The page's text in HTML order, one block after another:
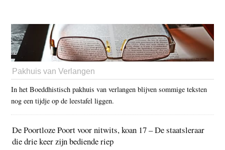
Pakhuis van Verlangen
In het Boeddhistisch pakhuis van verlangen blijven sommige teksten
nog een tijdje op de leestafel liggen.
De Poortloze Poort voor nitwits, koan 17 – De staatsleraar
die drie keer zijn bediende riep